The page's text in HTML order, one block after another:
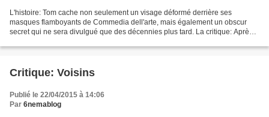
L'histoire: Tom cache non seulement un visage déformé derrière ses
masques flamboyants de Commedia dell'arte, mais également un obscur
secret qui ne sera divulgué que des décennies plus tard. La critique: Après
Critique: Voisins
Publié le 22/04/2015 à 14:06
Par 6nemablog